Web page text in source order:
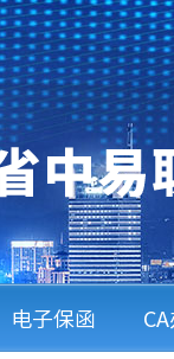
电子保函